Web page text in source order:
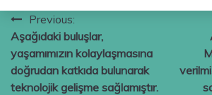
Yazı
gezinmesi
Previous:
Aşağıdaki buluşlar,
yaşamımızın kolaylaşmasına
doğrudan katkıda bulunarak
teknolojik gelişme sağlamıştır.